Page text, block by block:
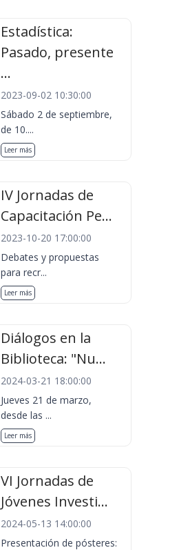
Estadística:
Pasado, presente
...
2023-09-02 10:30:00
Sábado 2 de septiembre,
de 10....
Leer más
IV Jornadas de
Capacitación Pe...
2023-10-20 17:00:00
Debates y propuestas
para recr...
Leer más
Diálogos en la
Biblioteca: "Nu...
2024-03-21 18:00:00
Jueves 21 de marzo,
desde las ...
Leer más
VI Jornadas de
Jóvenes Investi...
2024-05-13 14:00:00
Presentación de pósteres: